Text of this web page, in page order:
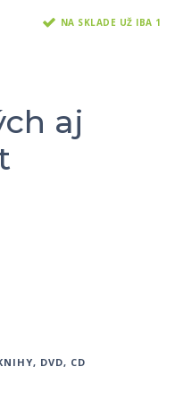
NA SKLADE UŽ IBA 1
aj
DVD, CD